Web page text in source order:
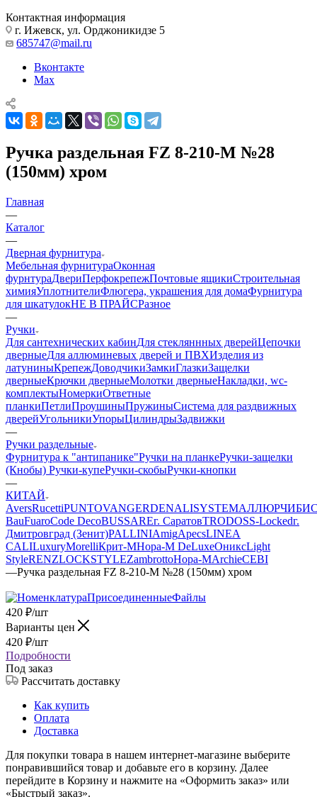
Контактная информация
г. Ижевск, ул. Орджоникидзе 5
685747@mail.ru
Вконтакте
Max
Ручка раздельная FZ 8-210-M №28
(150мм) хром
Главная
—
Каталог
—
Дверная фурнитура
Мебельная фурнитураОконная
фурнтураДвериПерфокрепежПочтовые ящикиСтроительная
химияУплотнителиФлюгера, украшения для домаФурнитура
для шкатулокНЕ В ПРАЙСРазное
—
Ручки
Для сантехнических кабинДля стекляннных дверейЦепочки
дверныеДля аллюминевых дверей и ПВХИзделия из
латуниныКрепежДоводчикиЗамкиГлазкиЗащелки
дверныеКрючки дверныеМолотки дверныеНакладки, wc-
комплектыНомеркиОтветные
планкиПетлиПроушиныПружиныСистема для раздвижных
дверейУгольникиУпорыЦилиндрыЗадвижки
—
Ручки раздельные
Фурнитура к "антипанике"Ручки на планкеРучки-защелки
(Кнобы) Ручки-купеРучки-скобыРучки-кнопки
—
КИТАЙ
AversRucettiPUNTOVANGERDENALISYSTEMАЛЛЮР
BauFuaroCode DecoBUSSAREг. СаратовTRODOSS-Lockedг.
Дмитровград (Зенит)PALLINIAmigApecsLINEA
CALILuxuryMorelliКрит-МНора-М DeLuxeОниксLight
StyleRENZLOCKSTYLEZambrottoНора-МArchieCEBI
—Ручка раздельная FZ 8-210-M №28 (150мм) хром
420 ₽/шт
Варианты цен
420 ₽/шт
Подробности
Под заказ
Рассчитать доставку
Как купить
Оплата
Доставка
Для покупки товара в нашем интернет-магазине выберите
понравившийся товар и добавьте его в корзину. Далее
перейдите в Корзину и нажмите на «Оформить заказ» или
«Быстрый заказ».